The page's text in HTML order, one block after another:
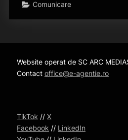
Comunicare
Website operat de SC ARC
Contact office@e-agentie.ro
TikTok // X
Facebook // LinkedIn